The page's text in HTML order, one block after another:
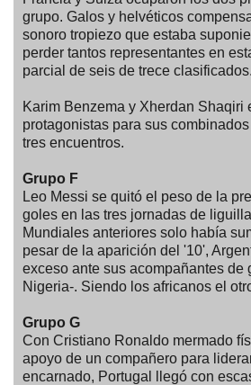
grupo. Galos y helvéticos
sonoro tropiezo que estaba
perder tantos representantes en
parcial de seis de trece clasificados.
Karim Benzema y Xherdan Shaqiri
protagonistas para sus
tres encuentros.
Grupo F
Leo Messi se quitó el peso de la
goles en las tres jornadas de
Mundiales anteriores solo había
pesar de la aparición del '10',
exceso ante sus acompañantes de
Nigeria-. Siendo los africanos el
Grupo G
Con Cristiano Ronaldo mermado
apoyo de un compañero para
encarnado, Portugal llegó con